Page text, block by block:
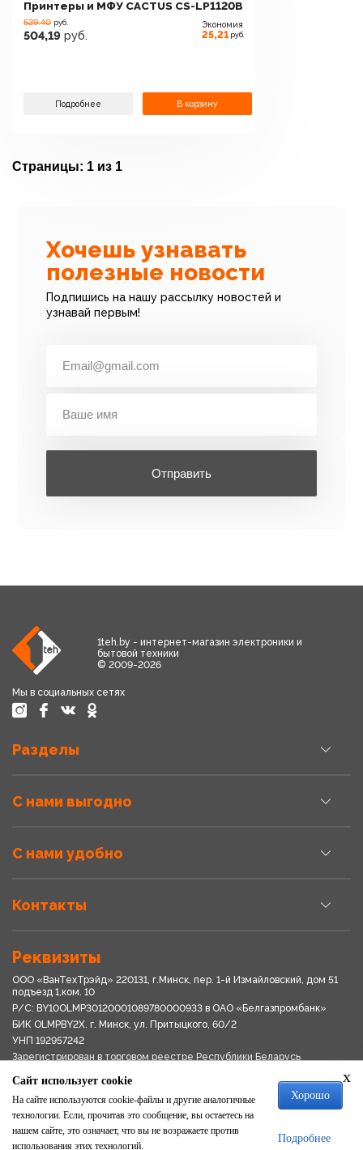
Принтеры и МФУ CACTUS CS-LP1120B
529.40 руб.
504,19 руб.
Экономия
25,21 руб.
Подробнее В корзину
Страницы: 1 из 1
Хочешь узнавать
полезные новости
Подпишись на нашу рассылку новостей и
узнавай первым!
Отправить
1teh.by - интернет-магазин электроники и
бытовой техники
© 2009-2026
Мы в социальных сетях
Разделы
С нами выгодно
С нами удобно
Контакты
Реквизиты
ООО «ВанТехТрэйд» 220131, г.Минск, пер. 1-й Измайловский, дом 51
подъезд 1,ком. 10
Р/С: BY10OLMP30120001089780000933 в OАО «Белгазпромбанк»
БИК OLMPBY2X. г. Минск, ул. Притыцкого, 60/2
УНП 192957242
Зарегистрирован в торговом реестре Республики Беларусь
Свидетельство о регистрации № 192957242выдано 18.08.2017
Мингориспоплком
Политика обработки персональных данных
Положение о системе видеонаблюдения
Политика в отношении обработки файлов cookie
x
Сайт использует cookie
На сайте используются cookie-файлы и другие аналогичные
технологии. Если, прочитав это сообщение, вы остаетесь на
нашем сайте, это означает, что вы не возражаете против
использования этих технологий.
Хорошо
Подробнее